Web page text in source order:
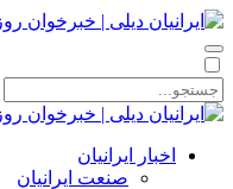
اخبار ایرانیان
صنعت ایرانیان